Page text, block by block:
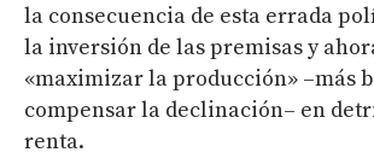
la consecuencia de esta errada
la inversión de las premisas y
«maximizar la producción» –más
compensar la declinación– en
renta.